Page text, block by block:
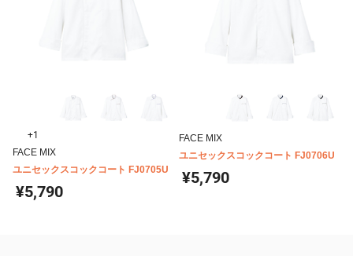
+1
FACE MIX
ユニセックスコックコート FJ0705U
¥5,790
FACE MIX
ユニセックスコックコート FJ0706U
¥5,790